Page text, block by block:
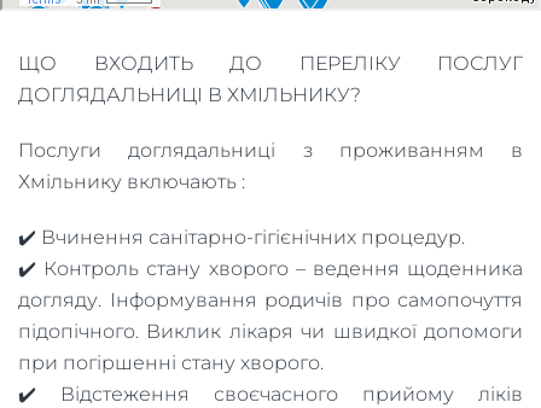
ЩО ВХОДИТЬ ДО ПЕРЕЛІКУ ПОСЛУГ
ДОГЛЯДАЛЬНИЦІ В ХМІЛЬНИКУ?
Послуги доглядальниці з проживанням в
Хмільнику включають :
✔️ Вчинення санітарно-гігієнічних процедур.
✔️ Контроль стану хворого – ведення щоденника
догляду. Інформування родичів про самопочуття
підопічного. Виклик лікаря чи швидкої допомоги
при погіршенні стану хворого.
✔️ Відстеження своєчасного прийому ліків